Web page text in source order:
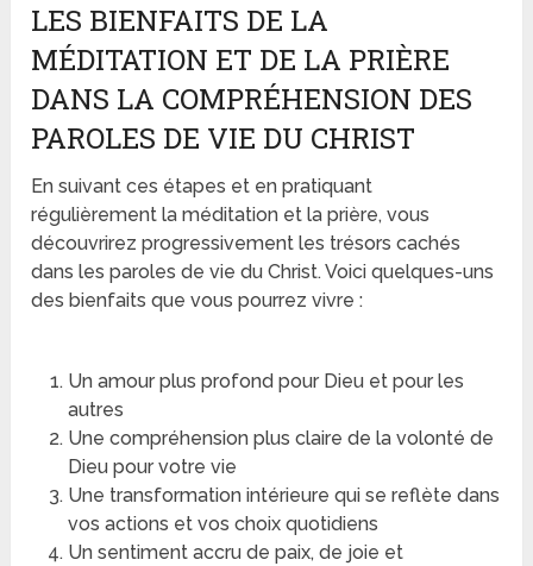
LES BIENFAITS DE LA
MÉDITATION ET DE LA PRIÈRE
DANS LA COMPRÉHENSION DES
PAROLES DE VIE DU CHRIST
En suivant ces étapes et en pratiquant
régulièrement la méditation et la prière, vous
découvrirez progressivement les trésors cachés
dans les paroles de vie du Christ. Voici quelques-uns
des bienfaits que vous pourrez vivre :
Un amour plus profond pour Dieu et pour les
autres
Une compréhension plus claire de la volonté de
Dieu pour votre vie
Une transformation intérieure qui se reflète dans
vos actions et vos choix quotidiens
Un sentiment accru de paix, de joie et